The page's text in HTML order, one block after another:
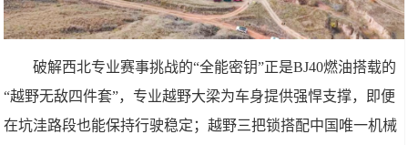
破解西北专业赛事挑战的“全能密钥”正是BJ40燃油搭载的
“越野无敌四件套”，专业越野大梁为车身提供强悍支撑，即便
在坑洼路段也能保持行驶稳定；越野三把锁搭配中国唯一机械